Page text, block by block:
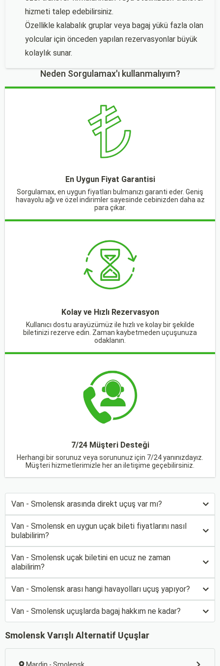
hizmeti talep edebilirsiniz.
Özellikle kalabalık gruplar veya bagaj yükü fazla olan
yolcular için önceden yapılan rezervasyonlar büyük
kolaylık sunar.
Neden Sorgulamax'ı kullanmalıyım?
En Uygun Fiyat Garantisi
Sorgulamax, en uygun fiyatları bulmanızı garanti eder. Geniş
havayolu ağı ve özel indirimler sayesinde cebinizden daha az
para çıkar.
Kolay ve Hızlı Rezervasyon
Kullanıcı dostu arayüzümüz ile hızlı ve kolay bir şekilde
biletinizi rezerve edin. Zaman kaybetmeden uçuşunuza
odaklanın.
7/24 Müşteri Desteği
Herhangi bir sorunuz veya sorununuz için 7/24 yanınızdayız.
Müşteri hizmetlerimizle her an iletişime geçebilirsiniz.
Van - Smolensk arasında direkt uçuş var mı?
Van - Smolensk en uygun uçak bileti fiyatlarını nasıl
bulabilirim?
Van - Smolensk uçak biletini en ucuz ne zaman
alabilirim?
Van - Smolensk arası hangi havayolları uçuş yapıyor?
Van - Smolensk uçuşlarda bagaj hakkım ne kadar?
Smolensk Varışlı Alternatif Uçuşlar